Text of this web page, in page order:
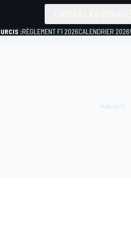
:RÈGLEMENT F1 2026CALENDRIER 2026